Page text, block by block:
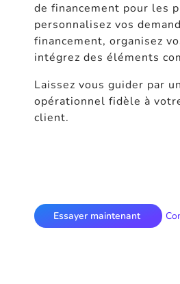
de financement pour les
personnalisez vos
financement, organisez
intégrez des éléments
Laissez vous guider par
opérationnel fidèle à
client.
Essayer maintenant